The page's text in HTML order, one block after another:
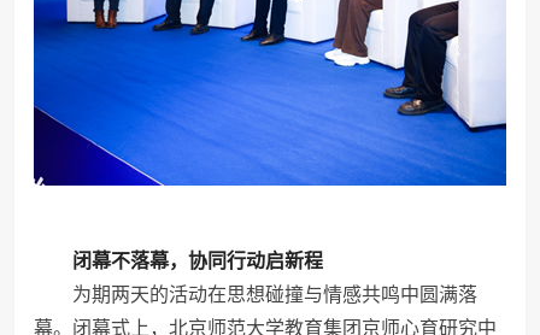
闭幕不落幕，协同行动启新程
为期两天的活动在思想碰撞与情感共鸣中圆满落
幕。闭幕式上，北京师范大学教育集团京师心育研究中